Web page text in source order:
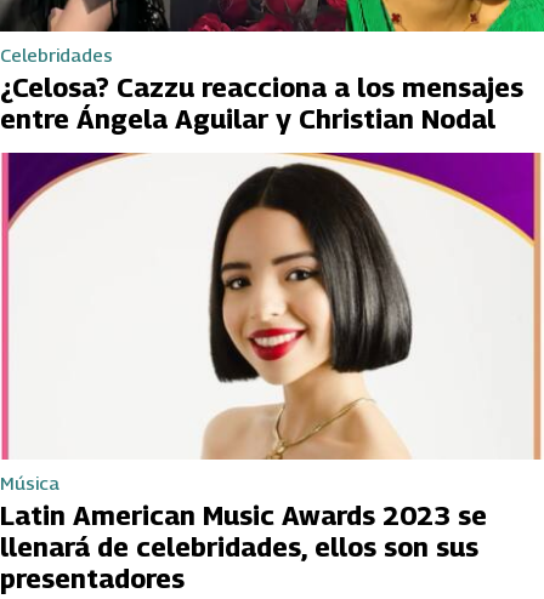
Celebridades
¿Celosa? Cazzu reacciona a los mensajes
entre Ángela Aguilar y Christian Nodal
Música
Latin American Music Awards 2023 se
llenará de celebridades, ellos son sus
presentadores